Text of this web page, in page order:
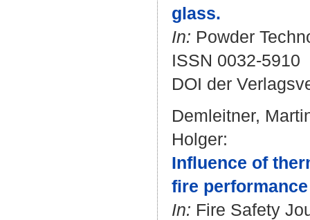
glass.
In: Powder
ISSN 0032-5910
DOI der
Demleitner,
Holger:
Influence of
fire
In: Fire Safety